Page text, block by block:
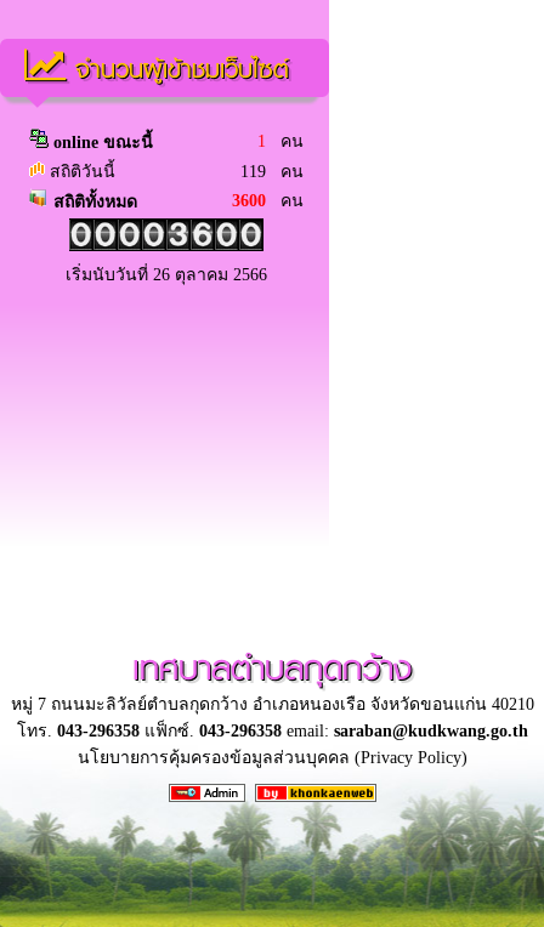
จำนวนผู้เข้าชมเว็บไซต์
online ขณะนี้ 1 คน
สถิติวันนี้
119 คน
สถิติทั้งหมด
3600 คน
เริ่มนับวันที่ 26 ตุลาคม 2566
เทศบาลตำบลกุดกว้าง
หมู่ 7 ถนนมะลิวัลย์ตำบลกุดกว้าง อำเภอหนองเรือ จังหวัดขอนแก่น 40210
โทร. 043-296358แฟ็กซ์. 043-296358email: saraban@kudkwang.go.th
นโยบายการคุ้มครองข้อมูลส่วนบุคคล (Privacy Policy)